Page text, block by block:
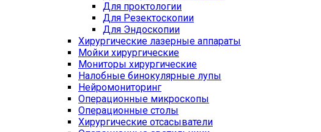
Для проктологии
Для Резектоскопии
Для Эндоскопии
Хирургические лазерные аппараты
Мойки хирургические
Мониторы хирургические
Налобные бинокулярные лупы
Нейромониторинг
Операционные микроскопы
Операционные столы
Хирургические отсасыватели